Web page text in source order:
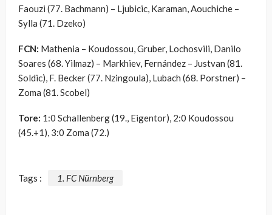
Faouzi (77. Bachmann) – Ljubicic, Karaman, Aouchiche –
Sylla (71. Dzeko)
FCN: Mathenia – Koudossou, Gruber, Lochosvili, Danilo
Soares (68. Yilmaz) – Markhiev, Fernández – Justvan (81.
Soldic), F. Becker (77. Nzingoula), Lubach (68. Porstner) –
Zoma (81. Scobel)
Tore: 1:0 Schallenberg (19., Eigentor), 2:0 Koudossou
(45.+1), 3:0 Zoma (72.)
Tags : 1. FC Nürnberg